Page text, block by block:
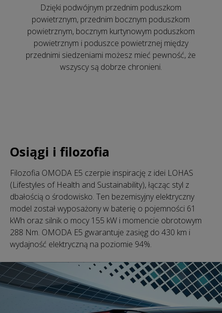
Dzięki podwójnym przednim poduszkom
powietrznym, przednim bocznym poduszkom
powietrznym, bocznym kurtynowym poduszkom
powietrznym i poduszce powietrznej między
przednimi siedzeniami możesz mieć pewność, że
wszyscy są dobrze chronieni.
Osiągi i filozofia
Filozofia OMODA E5 czerpie inspirację z idei LOHAS
(Lifestyles of Health and Sustainability), łącząc styl z
dbałością o środowisko. Ten bezemisyjny elektryczny
model został wyposażony w baterię o pojemności 61
kWh oraz silnik o mocy 155 kW i momencie obrotowym
288 Nm. OMODA E5 gwarantuje zasięg do 430 km i
wydajność elektryczną na poziomie 94%.